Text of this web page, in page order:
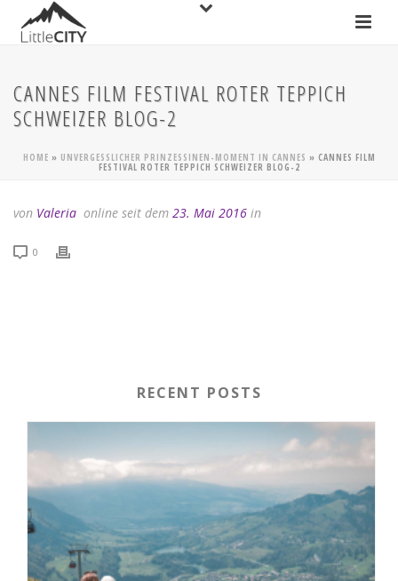
CANNES FILM FESTIVAL ROTER TEPPICH
SCHWEIZER BLOG-2
HOME » UNVERGESSLICHER PRINZESSINEN-MOMENT IN CANNES » CANNES FILM
FESTIVAL ROTER TEPPICH SCHWEIZER BLOG-2
von Valeria online seit dem 23. Mai 2016 in
0
RECENT POSTS